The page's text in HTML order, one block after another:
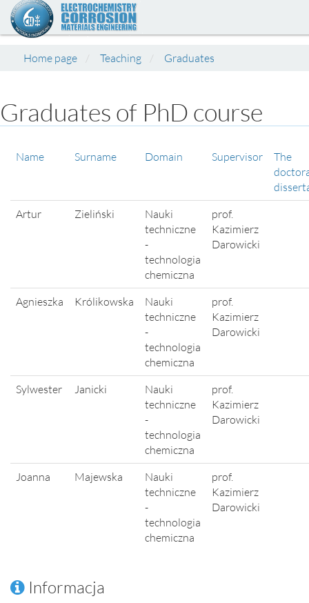
Home page Teaching Graduates
Graduates of PhD course
Name Surname Domain Supervisor
The
Artur
Zieliński
Nauki
techniczne
-
technologia
chemiczna
prof.
Kazimierz
Darowicki
Agnieszka Królikowska
Nauki
techniczne
-
technologia
chemiczna
prof.
Kazimierz
Darowicki
Sylwester Janicki
Nauki
techniczne
-
technologia
chemiczna
prof.
Kazimierz
Darowicki
Joanna Majewska
Nauki
techniczne
-
technologia
chemiczna
prof.
Kazimierz
Darowicki
Informacja